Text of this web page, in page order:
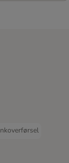
Method